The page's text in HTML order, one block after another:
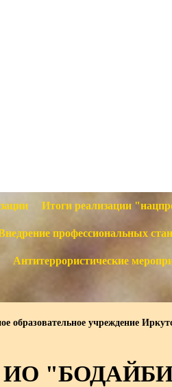
Итоги реализации
профессиональных
Антитеррористические
образовательное учреждение
ИО